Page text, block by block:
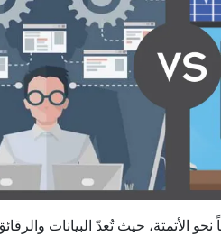
سريعاً نحو الأتمتة، حيث تُعدّ البيانات